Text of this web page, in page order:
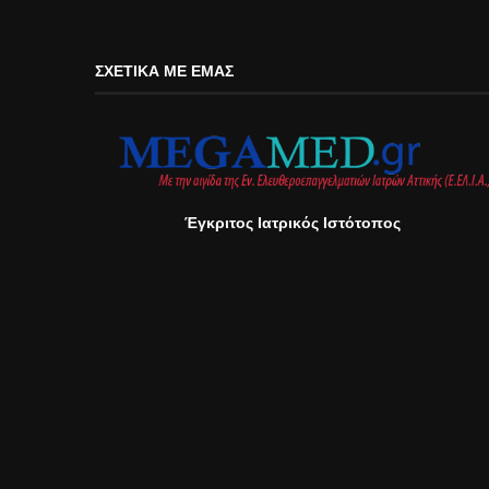
ΣΧΕΤΙΚΆ ΜΕ ΕΜΆΣ
Έγκριτος Ιατρικός Ιστότοπος